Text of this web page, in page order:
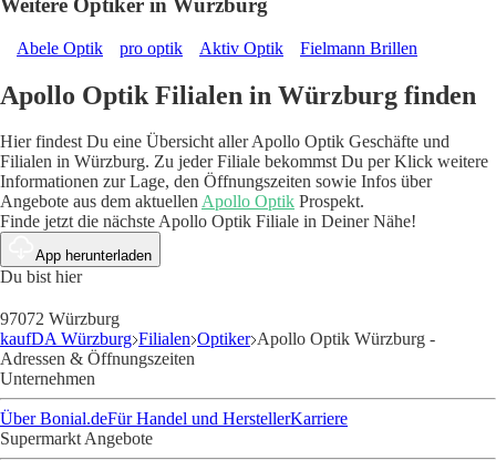
Weitere Optiker in Würzburg
Abele Optik pro optik Aktiv Optik Fielmann Brillen
Apollo Optik Filialen in Würzburg finden
Hier findest Du eine Übersicht aller Apollo Optik Geschäfte und
Filialen in Würzburg. Zu jeder Filiale bekommst Du per Klick weitere
Informationen zur Lage, den Öffnungszeiten sowie Infos über
Angebote aus dem aktuellenApollo Optik Prospekt.
Finde jetzt die nächste Apollo Optik Filiale in Deiner Nähe!
App herunterladen
Du bist hier
97072 Würzburg
kaufDA Würzburg Filialen Optiker Apollo Optik Würzburg -
Adressen & Öffnungszeiten
Unternehmen
Über Bonial.deFür Handel und HerstellerKarriere
Supermarkt Angebote